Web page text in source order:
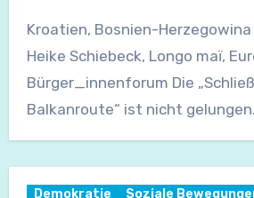
Kroatien, Bosnien-
Heike Schiebeck, Longo maï,
Bürger_innenforum Die
Balkanroute“ ist nicht
Demokratie Soziale